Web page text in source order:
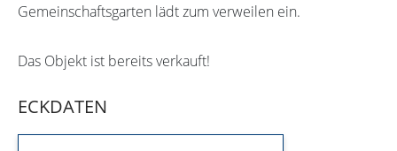
Gemeinschaftsgarten lädt zum verweilen ein.
Das Objekt ist bereits verkauft!
ECKDATEN